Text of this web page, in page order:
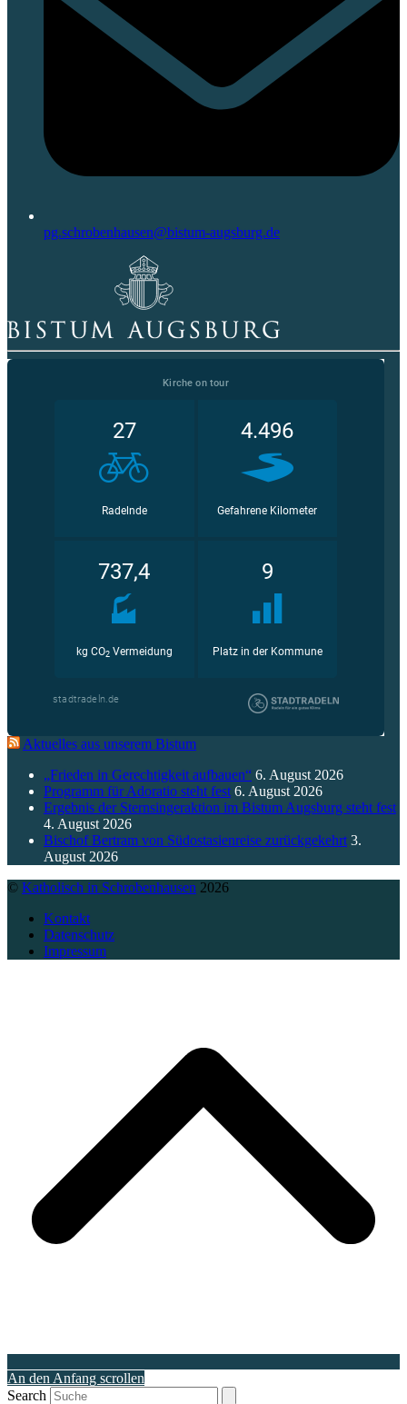
pg.schrobenhausen@bistum-augsburg.de
Aktuelles aus unserem Bistum
„Frieden in Gerechtigkeit aufbauen“ 6. August 2026
Programm für Adoratio steht fest 6. August 2026
Ergebnis der Sternsingeraktion im Bistum Augsburg steht fest
4. August 2026
Bischof Bertram von Südostasienreise zurückgekehrt 3.
August 2026
© Katholisch in Schrobenhausen 2026
Kontakt
Datenschutz
Impressum
An den Anfang scrollen
Search